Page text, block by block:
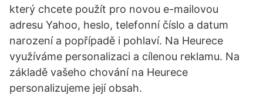
který chcete použít pro novou e-mailovou
adresu Yahoo, heslo, telefonní číslo a datum
narození a popřípadě i pohlaví. Na Heurece
využíváme personalizaci a cílenou reklamu. Na
základě vašeho chování na Heurece
personalizujeme její obsah.